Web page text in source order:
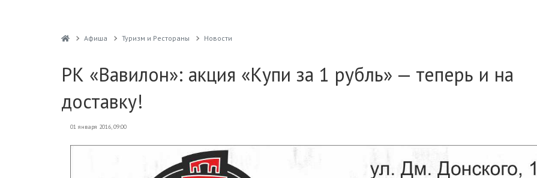
Афиша Туризм и Рестораны Новости
РК «Вавилон»: акция «Купи за 1 рубль» — теперь и на
доставку!
01 января 2016, 09:00